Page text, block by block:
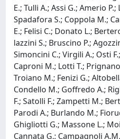
E.; Tulli A.; Assi G.; Amerio
Spadafora S.; Coppola M.;
E.; Felisi C.; Donato L.;
lazzini S.; Bruscino P.;
Simoncini C.; Virgili A.; Osti
Caproni M.; Lotti T.;
Troiano M.; Fenizi G.;
Condello M.; Goffredo A.;
F.; Satolli F.; Zampetti M.;
Parodi A.; Burlando M.;
Ghigliotti G.; Massone L.;
Cannata G.; Campagnoli